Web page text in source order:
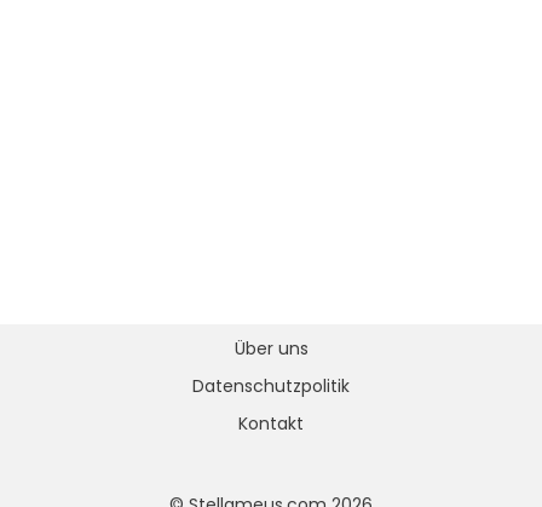
Über uns
Datenschutzpolitik
Kontakt